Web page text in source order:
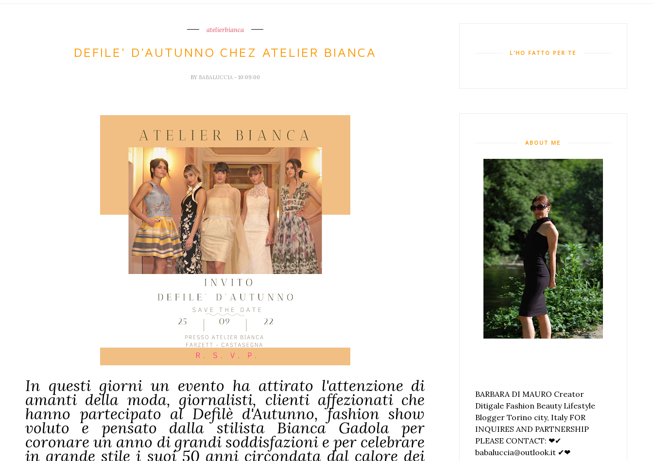
atelierbianca
DEFILE' D'AUTUNNO CHEZ ATELIER BIANCA
BY BABALUCCIA - 10:09:00
In questi giorni un evento ha attirato l'attenzione di
amanti della moda, giornalisti, clienti affezionati che
hanno partecipato al Defilè d'Autunno, fashion show
voluto e pensato dalla stilista Bianca Gadola per
coronare un anno di grandi soddisfazioni e per celebrare
in grande stile i suoi 50 anni circondata dal calore dei
L'HO FATTO PER TE
ABOUT ME
BARBARA DI MAURO Creator
Ditigale Fashion Beauty Lifestyle
Blogger Torino city, Italy FOR
INQUIRES AND PARTNERSHIP
PLEASE CONTACT: ❤✔
babaluccia@outlook.it ✔❤